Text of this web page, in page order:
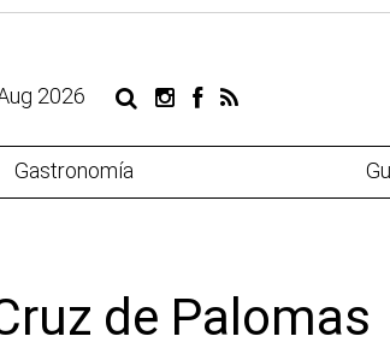
2026
Gastronomía
de Palomas